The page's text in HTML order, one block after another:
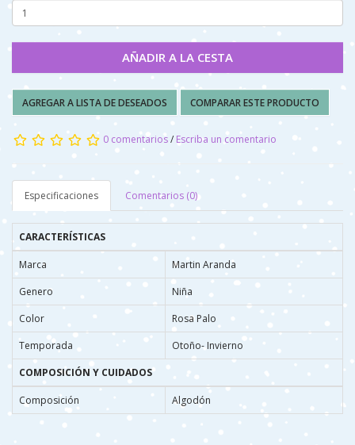
AÑADIR A LA CESTA
AGREGAR A LISTA DE DESEADOS COMPARAR ESTE PRODUCTO
0 comentarios/ Escriba un comentario
Especificaciones Comentarios (0)
CARACTERÍSTICAS
Marca
Martin Aranda
Genero
Niña
Color
Rosa Palo
Temporada
Otoño- Invierno
COMPOSICIÓN Y CUIDADOS
Composición Algodón